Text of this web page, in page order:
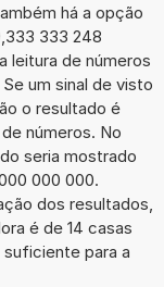
há a opção
333 248
leitura de números
um sinal de visto
o resultado é
números. No
seria mostrado
000 000.
dos resultados,
é de 14 casas
para a